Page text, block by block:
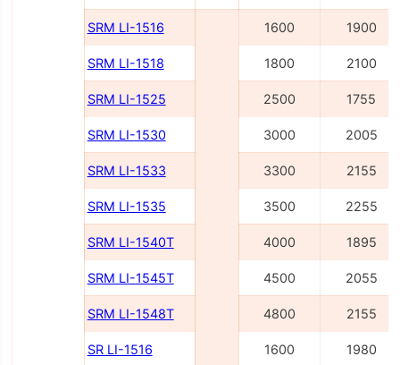
SRM LI-1516 1600 1900
SRM LI-1518 1800 2100
SRM LI-1525 2500 1755
SRM LI-1530 3000 2005
SRM LI-1533 3300 2155
SRM LI-1535 3500 2255
SRM LI-1540Т 4000 1895
SRM LI-1545Т 4500 2055
SRM LI-1548Т 4800 2155
SR LI-1516 1600 1980